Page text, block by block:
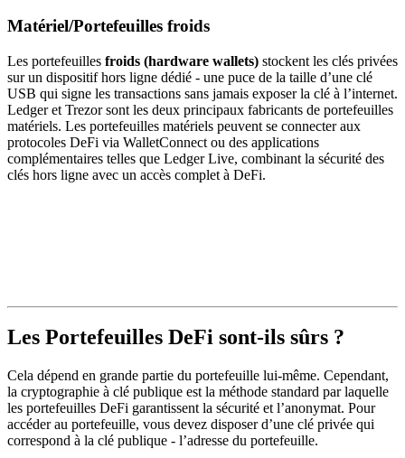
Matériel/Portefeuilles froids
Les portefeuilles froids (hardware wallets) stockent les clés privées
sur un dispositif hors ligne dédié - une puce de la taille d’une clé
USB qui signe les transactions sans jamais exposer la clé à l’internet.
Ledger et Trezor sont les deux principaux fabricants de portefeuilles
matériels. Les portefeuilles matériels peuvent se connecter aux
protocoles DeFi via WalletConnect ou des applications
complémentaires telles que Ledger Live, combinant la sécurité des
clés hors ligne avec un accès complet à DeFi.
Les Portefeuilles DeFi sont-ils sûrs ?
Cela dépend en grande partie du portefeuille lui-même. Cependant,
la cryptographie à clé publique est la méthode standard par laquelle
les portefeuilles DeFi garantissent la sécurité et l’anonymat. Pour
accéder au portefeuille, vous devez disposer d’une clé privée qui
correspond à la clé publique - l’adresse du portefeuille.